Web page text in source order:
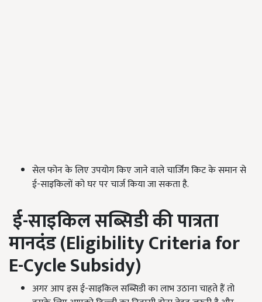
सेल फोन के लिए उपयोग किए जाने वाले चार्जिंग किट के समान से
ई-साइकिलों को घर पर चार्ज किया जा सकता है.
ई-साइकिल सब्सिडी की पात्रता
मानदंड (Eligibility Criteria for
E-Cycle Subsidy)
अगर आप इस ई-साइकिल सब्सिडी का लाभ उठाना चाहते हैं तो